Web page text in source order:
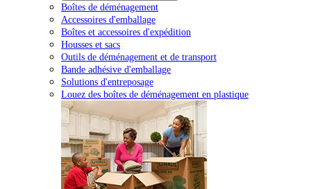
Boîtes de déménagement
Accessoires d'emballage
Boîtes et accessoires d'expédition
Housses et sacs
Outils de déménagement et de transport
Bande adhésive d'emballage
Solutions d'entreposage
Louez des boîtes de déménagement en plastique